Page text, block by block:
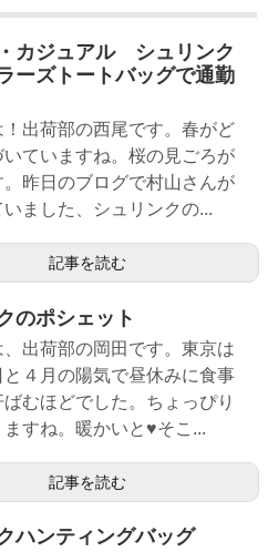
カジュアル シュリンク
ーズトートバッグで通勤
！出荷部の西尾です。春がど
いていますね。桜の見ごろが
昨日のブログで村山さんが
ました、シュリンクの...
記事を読む
のポシェット
、出荷部の岡田です。東京は
と４月の陽気で昼休みに食事
むほどでした。ちょっぴり
すね。暖かいと♥そこ...
記事を読む
ハンティングバッグ